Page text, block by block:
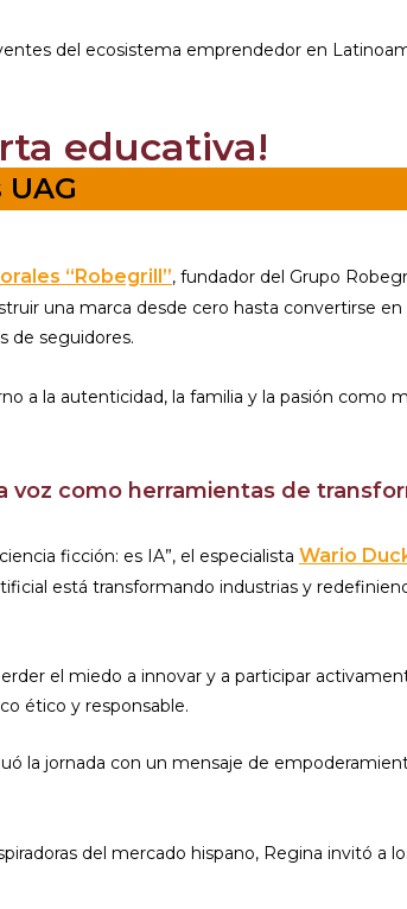
del ecosistema emprendedor en
educativa!
“Robegrill”, fundador del Grupo
una marca desde cero hasta convertirse
de seguidores.
a la autenticidad, la familia y la pasión como
voz como herramientas de
ficción: es IA”, el especialista Wario
está transformando industrias y
el miedo a innovar y a participar
ético y responsable.
la jornada con un mensaje de
del mercado hispano, Regina invitó a